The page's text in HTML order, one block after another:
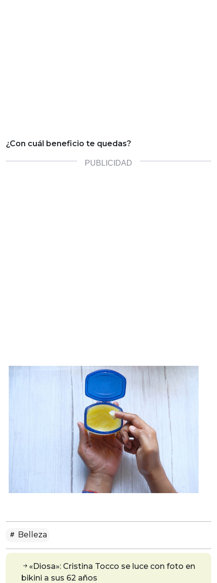
¿Con cuál beneficio te quedas?
Belleza
«Diosa»: Cristina Tocco se luce con foto en
bikini a sus 62 años